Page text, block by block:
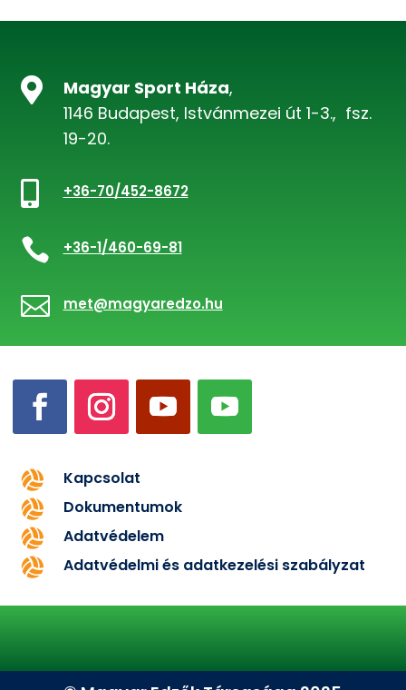
 Magyar Sport Háza,
1146 Budapest, Istvánmezei út 1-3., fsz.
19-20.
 +36-70/452-8672
 +36-1/460-69-81
 met@magyaredzo.hu
 Kapcsolat
 Dokumentumok
 Adatvédelem
 Adatvédelmi és adatkezelési szabályzat